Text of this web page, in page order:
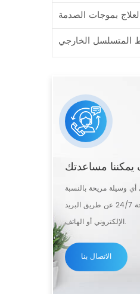
بموجات الصدمة
المتسلسل الخارجي
مساعدتك
أي وسيلة مريحة بالنسبة
لك. نحن المتاحة 24/7 عن طريق البريد
الإلكتروني أو الهاتف.
الاتصال بنا